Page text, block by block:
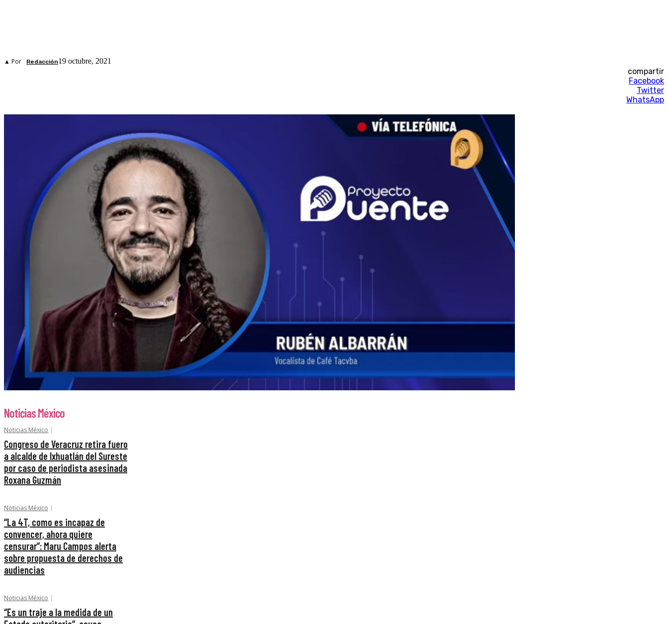
▲ Por Redacción19 octubre, 2021
compartir
Facebook
Twitter
WhatsApp
Noticias México
Noticias México
Congreso de Veracruz retira fuero
a alcalde de Ixhuatlán del Sureste
por caso de periodista asesinada
Roxana Guzmán
Noticias México
“La 4T, como es incapaz de
convencer, ahora quiere
censurar”: Maru Campos alerta
sobre propuesta de derechos de
audiencias
Noticias México
“Es un traje a la medida de un